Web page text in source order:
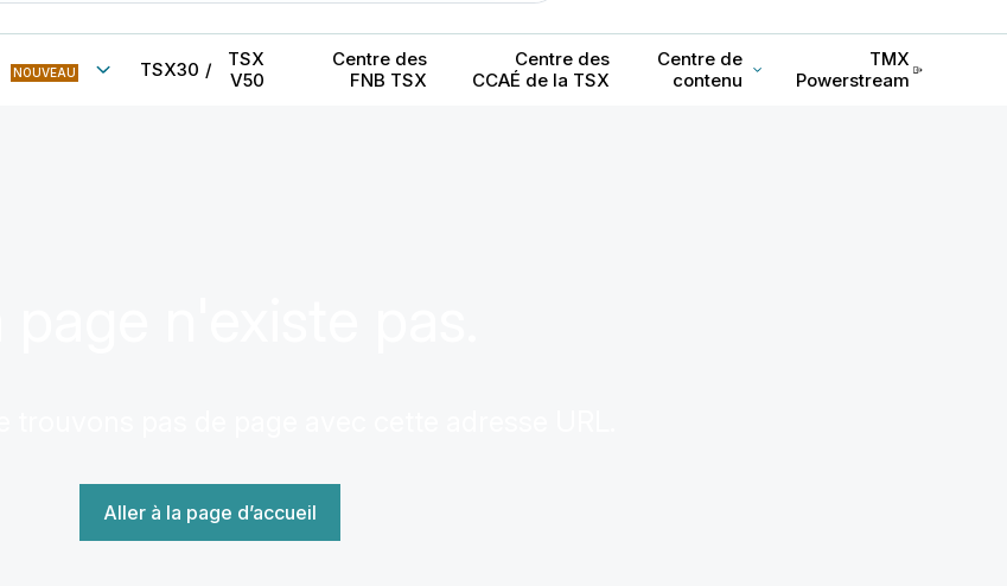
NOUVEAU TSX30 /
TSX
V50
Centre des
FNB TSX
Centre des
CCAÉ de la TSX
Centre de
contenu
TMX
Powerstream
Aller à la page d’accueil